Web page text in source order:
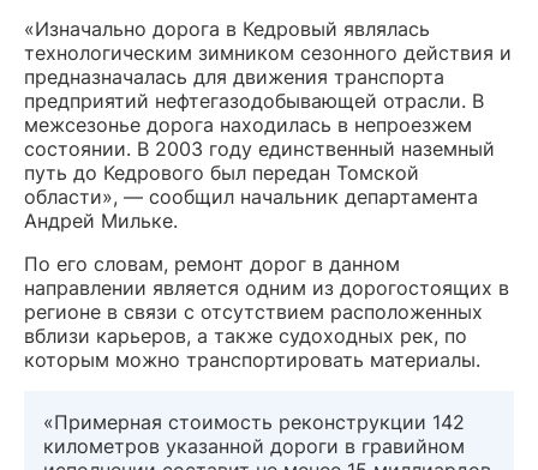
«Изначально дорога в Кедровый являлась
технологическим зимником сезонного действия и
предназначалась для движения транспорта
предприятий нефтегазодобывающей отрасли. В
межсезонье дорога находилась в непроезжем
состоянии. В 2003 году единственный наземный
путь до Кедрового был передан Томской
области», — сообщил начальник департамента
Андрей Мильке.
По его словам, ремонт дорог в данном
направлении является одним из дорогостоящих в
регионе в связи с отсутствием расположенных
вблизи карьеров, а также судоходных рек, по
которым можно транспортировать материалы.
«Примерная стоимость реконструкции 142
километров указанной дороги в гравийном